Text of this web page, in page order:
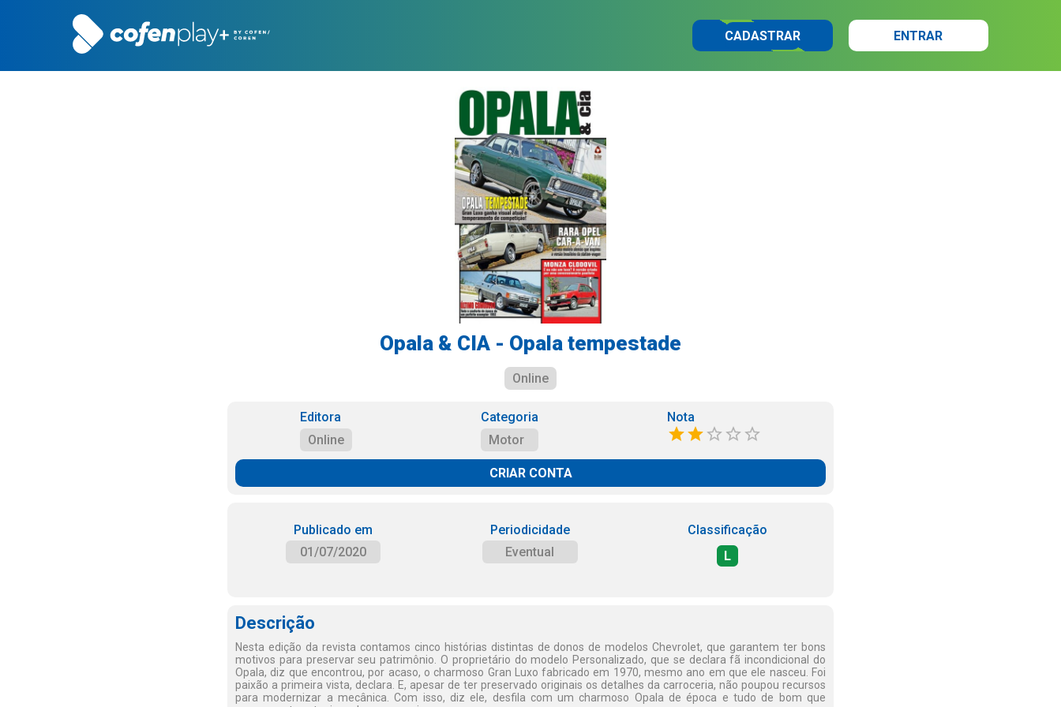
CADASTRAR ENTRAR
Opala & CIA - Opala tempestade
Online
Editora
Online
Categoria
Motor
Nota
CRIAR CONTA
Publicado em
01/07/2020
Periodicidade
Eventual
Classificação
L
Descrição
Nesta edição da revista contamos cinco histórias distintas de donos de modelos Chevrolet, que garantem ter bons
motivos para preservar seu patrimônio. O proprietário do modelo Personalizado, que se declara fã incondicional do
Opala, diz que encontrou, por acaso, o charmoso Gran Luxo fabricado em 1970, mesmo ano em que ele nasceu. Foi
paixão a primeira vista, declara. E, apesar de ter preservado originais os detalhes da carroceria, não poupou recursos
para modernizar a mecânica. Com isso, diz ele, desfila com um charmoso Opala de época e tudo de bom que